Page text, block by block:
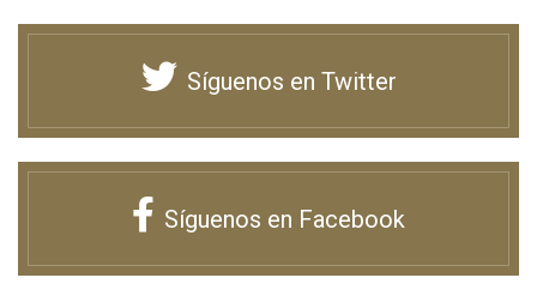
Síguenos en Twitter
Síguenos en Facebook